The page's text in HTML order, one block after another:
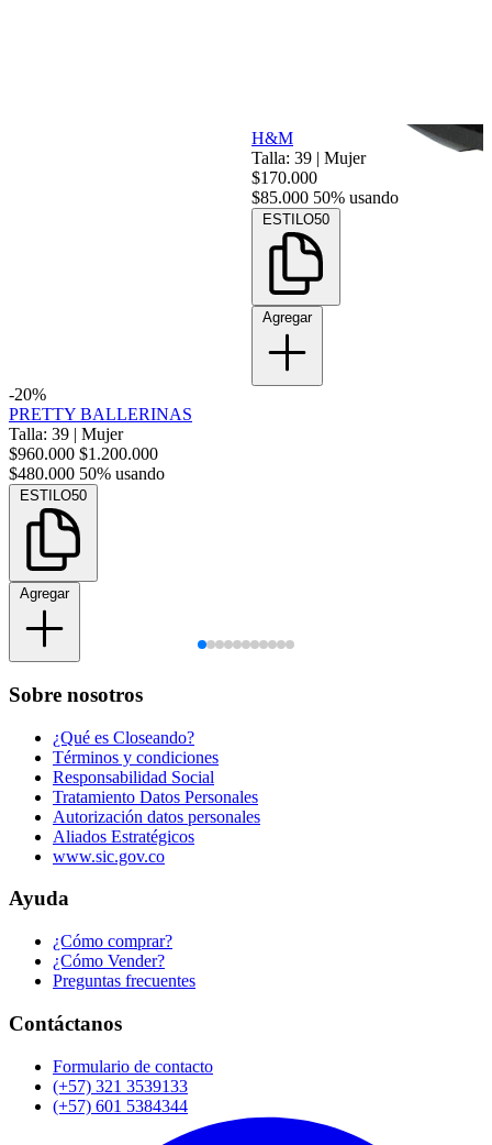
-20%
PRETTY BALLERINAS
Talla: 39 | Mujer
$960.000 $1.200.000
$480.000 50% usando
ESTILO50
Agregar
H&M
Talla: 39 | Mujer
$170.000
$85.000 50% usando
ESTILO50
Agregar
Sobre nosotros
¿Qué es Closeando?
Términos y condiciones
Responsabilidad Social
Tratamiento Datos Personales
Autorización datos personales
Aliados Estratégicos
www.sic.gov.co
Ayuda
¿Cómo comprar?
¿Cómo Vender?
Preguntas frecuentes
Contáctanos
Formulario de contacto
(+57) 321 3539133
(+57) 601 5384344